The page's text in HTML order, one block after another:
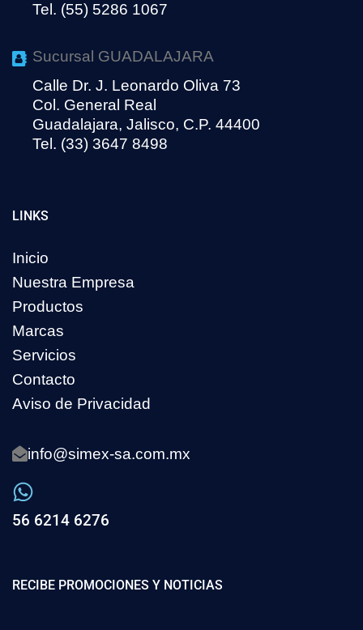
Tel. (55) 5286 1067
Sucursal GUADALAJARA
Calle Dr. J. Leonardo Oliva 73
Col. General Real
Guadalajara, Jalisco, C.P. 44400
Tel. (33) 3647 8498
LINKS
Inicio
Nuestra Empresa
Productos
Marcas
Servicios
Contacto
Aviso de Privacidad
info@simex-sa.com.mx
56 6214 6276
RECIBE PROMOCIONES Y NOTICIAS